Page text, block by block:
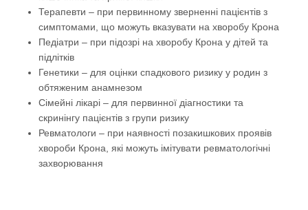
Терапевти – при первинному зверненні пацієнтів з
симптомами, що можуть вказувати на хворобу Крона
Педіатри – при підозрі на хворобу Крона у дітей та
підлітків
Генетики – для оцінки спадкового ризику у родин з
обтяженим анамнезом
Сімейні лікарі – для первинної діагностики та
скринінгу пацієнтів з групи ризику
Ревматологи – при наявності позакишкових проявів
хвороби Крона, які можуть імітувати ревматологічні
захворювання